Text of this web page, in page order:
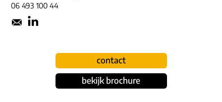
06 493 100 44‬
contact
bekijk brochure